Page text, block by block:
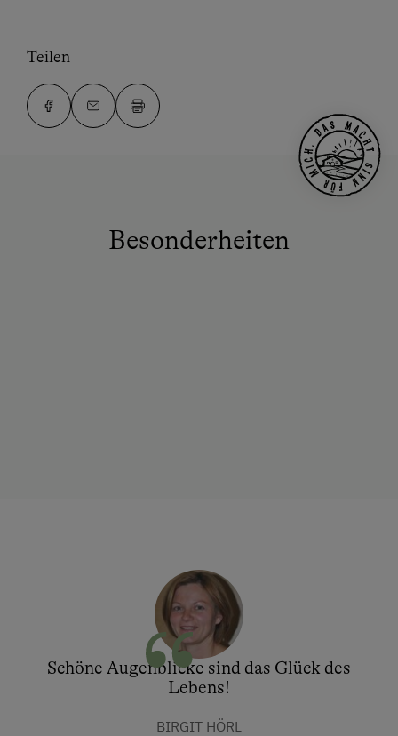
Teilen
Besonderheiten
Schöne Augenblicke sind das Glück des
Lebens!
BIRGIT HÖRL